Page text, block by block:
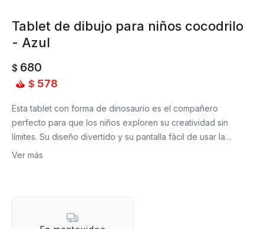
Tablet de dibujo para niños cocodrilo
- Azul
$ 680
$ 578
Esta tablet con forma de dinosaurio es el compañero
perfecto para que los niños exploren su creatividad sin
límites. Su diseño divertido y su pantalla fácil de usar la
convierten en una herramienta ideal para dibujar, escribir y
Ver más